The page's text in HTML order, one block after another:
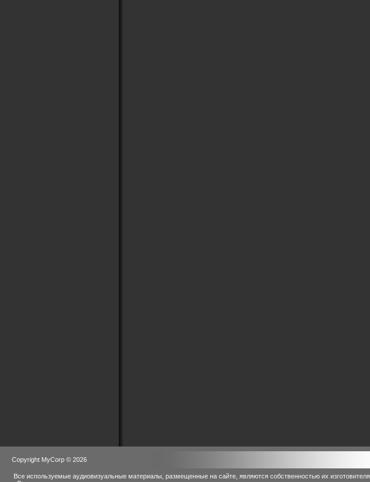
Copyright MyCorp © 2026
Все используемые аудиовизуальные материалы, размещенные на сайте, являются собственностью их